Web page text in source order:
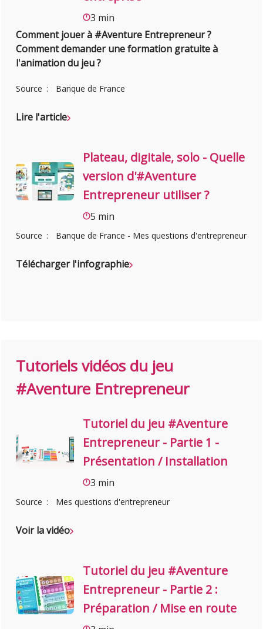
3 min
Comment jouer à #Aventure Entrepreneur ?
Comment demander une formation gratuite à
l'animation du jeu ?
Source Banque de France
Lire l'article
Plateau, digitale, solo - Quelle
version d'#Aventure
Entrepreneur utiliser ?
5 min
Source Banque de France - Mes questions d'entrepreneur
Télécharger l'infographie
Tutoriels vidéos du jeu
#Aventure Entrepreneur
Tutoriel du jeu #Aventure
Entrepreneur - Partie 1 -
Présentation / Installation
3 min
Source Mes questions d'entrepreneur
Voir la vidéo
Tutoriel du jeu #Aventure
Entrepreneur - Partie 2 :
Préparation / Mise en route